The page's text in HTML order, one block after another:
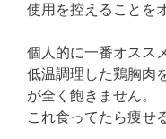
使用を控えることを
個人的に一番オスス
低温調理した鶏胸肉
が全く飽きません。
これ食ってたら痩せ